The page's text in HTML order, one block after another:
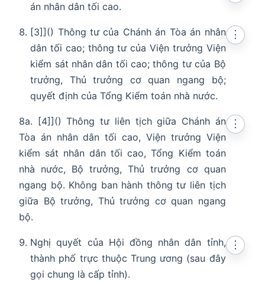
án nhân dân tối cao.
[3]]() Thông tư của Chánh án Tòa án nhân
dân tối cao; thông tư của Viện trưởng Viện
kiểm sát nhân dân tối cao; thông tư của Bộ
trưởng, Thủ trưởng cơ quan ngang bộ;
quyết định của Tổng Kiểm toán nhà nước.
⋮
8a. [4]]() Thông tư liên tịch giữa Chánh án
Tòa án nhân dân tối cao, Viện trưởng Viện
kiểm sát nhân dân tối cao, Tổng Kiểm toán
nhà nước, Bộ trưởng, Thủ trưởng cơ quan
ngang bộ. Không ban hành thông tư liên tịch
giữa Bộ trưởng, Thủ trưởng cơ quan ngang
bộ.
⋮
Nghị quyết của Hội đồng nhân dân tỉnh,
thành phố trực thuộc Trung ương (sau đây
gọi chung là cấp tỉnh).
⋮